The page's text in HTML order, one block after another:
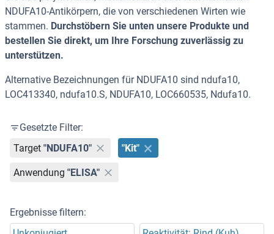
NDUFA10-Antikörpern, die von verschiedenen Wirten wie
stammen. Durchstöbern Sie unten unsere Produkte und
bestellen Sie direkt, um Ihre Forschung zuverlässig zu
unterstützen.
Alternative Bezeichnungen für NDUFA10 sind ndufa10,
LOC413340, ndufa10.S, NDUFA10, LOC660535, Ndufa10.
Gesetzte Filter:
Target "NDUFA10" "Kit"
Anwendung "ELISA"
Ergebnisse filtern: